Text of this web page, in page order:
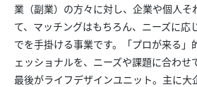
業（副業）の方々に対し、企業や個人そ
て、マッチングはもちろん、ニーズに応
でを手掛ける事業です。「プロが来る」
ェッショナルを、ニーズや課題に合わせ
最後がライフデザインユニット。主に大